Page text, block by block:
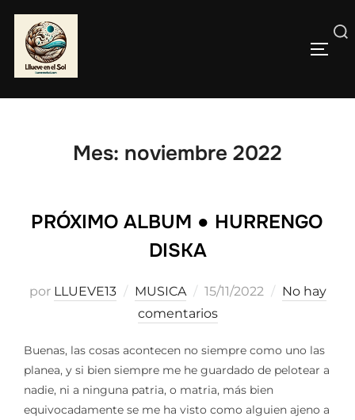
contenido
Buscar:
Mes: noviembre 2022
PRÓXIMO ALBUM ● HURRENGO
DISKA
por LLUEVE13 MUSICA
Publicado
el
15/11/2022
No hay
comentarios
Buenas, las cosas acontecen no siempre como uno las
planea, y si bien siempre me he guardado de pelotear a
nadie, ni a ninguna patria, o matria, más bien
equivocadamente se me ha visto como alguien ajeno a